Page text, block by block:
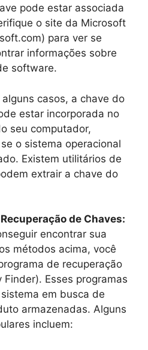
pode estar associada
o site da Microsoft
para ver se
informações sobre
software.
alguns casos, a chave do
estar incorporada no
seu computador,
o sistema operacional
Existem utilitários de
extrair a chave do
de Chaves:
encontrar sua
métodos acima, você
de recuperação
Finder). Esses programas
em busca de
armazenadas. Alguns
incluem: